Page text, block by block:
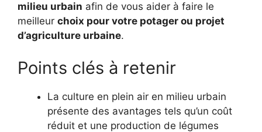
milieu urbain afin de vous aider à faire le
meilleur choix pour votre potager ou projet
d’agriculture urbaine.
Points clés à retenir
La culture en plein air en milieu urbain
présente des avantages tels qu’un coût
réduit et une production de légumes